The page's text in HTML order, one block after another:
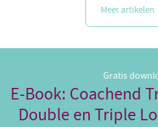
Meer artikelen
Gratis
E-Book: Coachend
Double en Triple